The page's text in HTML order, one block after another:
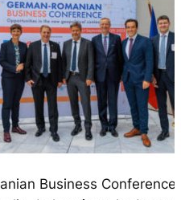
Business Conference